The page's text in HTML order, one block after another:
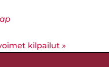
kilpailut »